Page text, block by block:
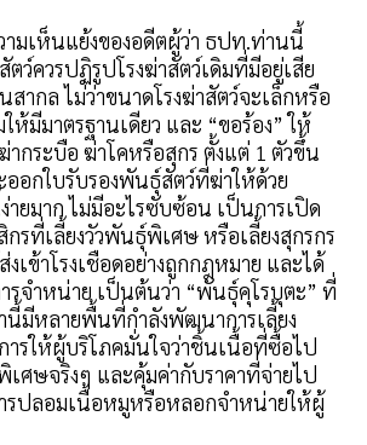
ามเห็นแย้งของอดีตผู้ว่า ธปท.ท่านนี้
ตว์ควรปฏิรูปโรงฆ่าสัตว์เดิมที่มีอยู่เสีย
สากล ไม่ว่าขนาดโรงฆ่าสัตว์จะเล็กหรือ
มีมาตรฐานเดียว และ “ขอร้อง” ให้
ากระบือ ฆ่าโคหรือสุกร ตั้งแต่ 1 ตัวขึ้น
อกใบรับรองพันธุ์สัตว์ที่ฆ่าให้ด้วย
ายมาก ไม่มีอะไรซับซ้อน เป็นการเปิด
รที่เลี้ยงวัวพันธุ์พิเศษ หรือเลี้ยงสุกรกร
เข้าโรงเชือดอย่างถูกกฎหมาย และได้
รจำหน่าย เป็นต้นว่า “พันธุ์คุโรบุตะ” ที่
นี้มีหลายพื้นที่กำลังพัฒนาการเลี้ยง
การให้ผู้บริโภคมั่นใจว่าชิ้นเนื้อที่ซื้อไป
ศษจริงๆ และคุ้มค่ากับราคาที่จ่ายไป
รปลอมเนื้อหมูหรือหลอกจำหน่ายให้ผู้